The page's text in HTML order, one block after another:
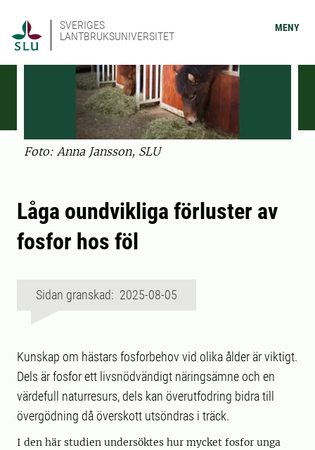
SVERIGES
LANTBRUKSUNIVERSITET
MENY
Foto: Anna Jansson, SLU
Låga oundvikliga förluster av
fosfor hos föl
Sidan granskad: 2025-08-05
Kunskap om hästars fosforbehov vid olika ålder är viktigt.
Dels är fosfor ett livsnödvändigt näringsämne och en
värdefull naturresurs, dels kan överutfodring bidra till
övergödning då överskott utsöndras i träck.
I den här studien undersöktes hur mycket fosfor unga